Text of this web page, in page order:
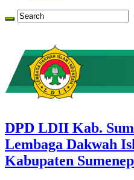
DPD LDII Kab.
Lembaga Dakwah
Kabupaten Sumenep